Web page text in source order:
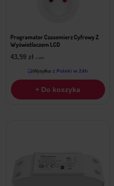
Programator Czasomierz Cyfrowy Z
Wyświetlaczem LCD
43,59 zł z VAT
Wysyłka z Polski w 24h
+ Do koszyka